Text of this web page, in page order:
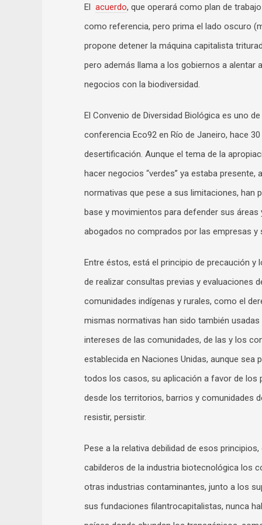
El acuerdo, que operará como plan de
como referencia, pero prima el lado oscuro
propone detener la máquina capitalista
pero además llama a los gobiernos a alentar
negocios con la biodiversidad.
El Convenio de Diversidad Biológica es uno
conferencia Eco92 en Río de Janeiro, hace
desertificación. Aunque el tema de la
hacer negocios “verdes” ya estaba
normativas que pese a sus limitaciones, han
base y movimientos para defender sus
abogados no comprados por las empresas
Entre éstos, está el principio de precaución
de realizar consultas previas y evaluaciones
comunidades indígenas y rurales, como el
mismas normativas han sido también
intereses de las comunidades, de las y los
establecida en Naciones Unidas, aunque
todos los casos, su aplicación a favor de los
desde los territorios, barrios y comunidades
resistir, persistir.
Pese a la relativa debilidad de esos
cabilderos de la industria biotecnológica los
otras industrias contaminantes, junto a los
sus fundaciones filantrocapitalistas, nunca